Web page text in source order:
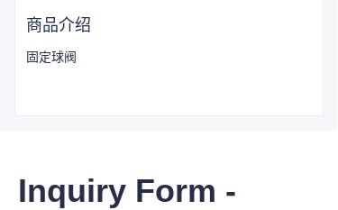
商品介绍
固定球阀
Inquiry Form -